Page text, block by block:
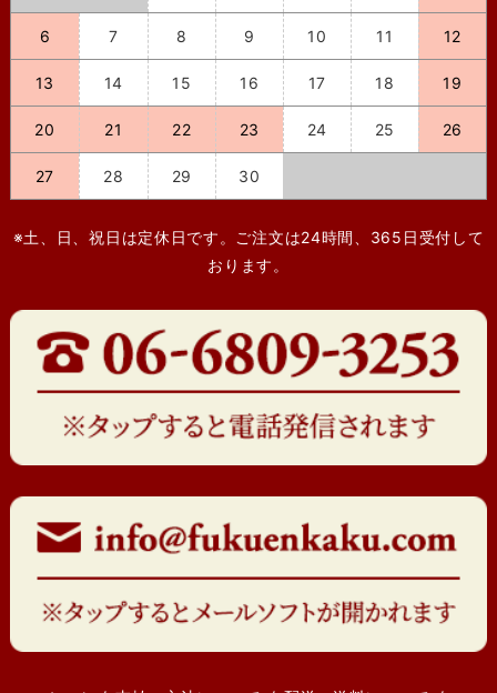
6 7 8 9 10 11 12
13 14 15 16 17 18 19
20 21 22 23 24 25 26
27 28 29 30
※土、日、祝日は定休日です。ご注文は24時間、365日受付して
おります。